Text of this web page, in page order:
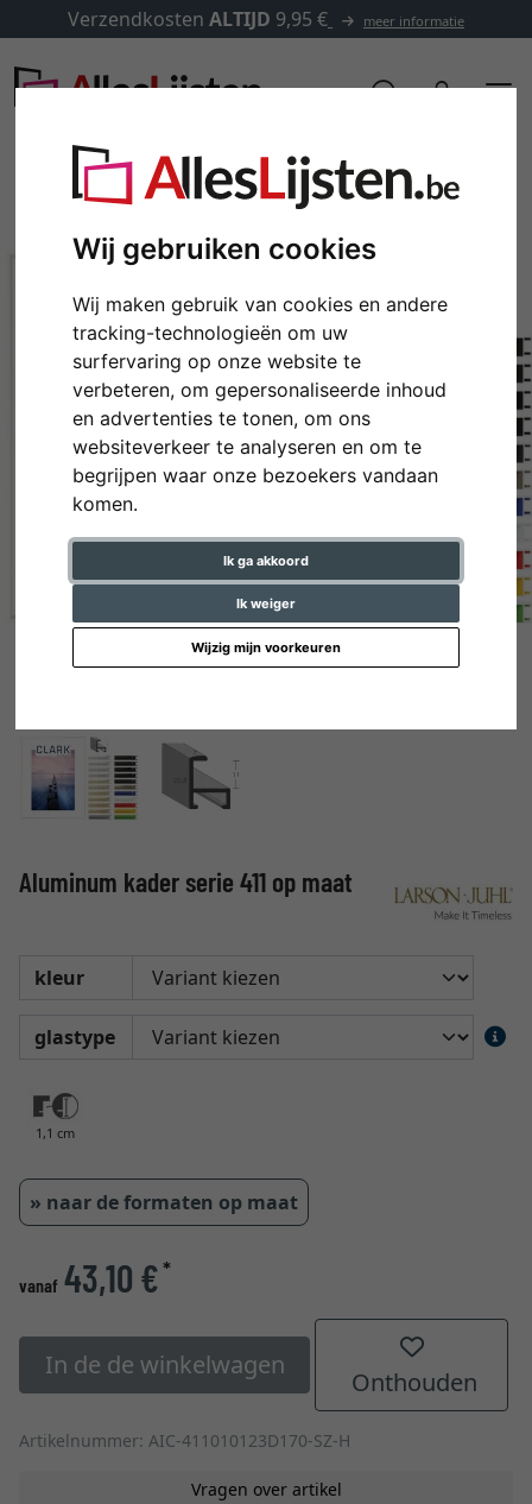
Wij gebruiken cookies
Wij maken gebruik van cookies en andere
tracking-technologieën om uw
surfervaring op onze website te
verbeteren, om gepersonaliseerde inhoud
en advertenties te tonen, om ons
websiteverkeer te analyseren en om te
begrijpen waar onze bezoekers vandaan
komen.
Ik ga akkoord
Ik weiger
Wijzig mijn voorkeuren
Verzendkosten ALTIJD 9,95 € meer informatie
Terug
Aluminum kader serie 411 op maat
kleur
glastype
1,1 cm
» naar de formaten op maat
vanaf 43,10 €*
In de de winkelwagen
Onthouden
Artikelnummer: AIC-411010123D170-SZ-H
Vragen over artikel